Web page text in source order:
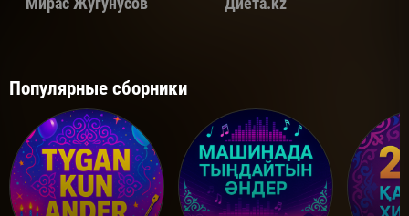
Мирас Жугунусов Диета.kz
Популярные сборники